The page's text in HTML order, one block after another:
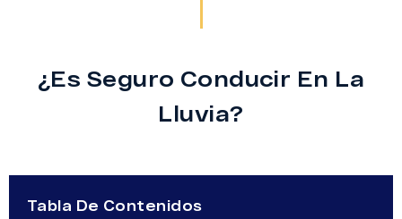
¿Es Seguro Conducir En La
Lluvia?
Tabla De Contenidos